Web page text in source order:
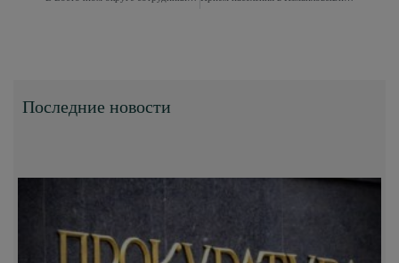
Последние новости